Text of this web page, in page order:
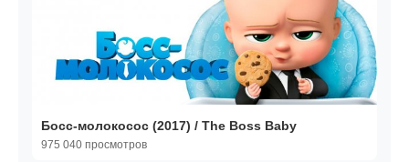
Босс-молокосос (2017) / The Boss Baby
975 040 просмотров